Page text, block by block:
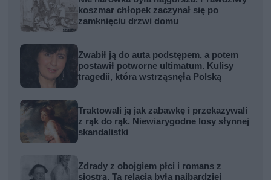
koszmar chłopek zaczynał się po
zamknięciu drzwi domu
Zwabił ją do auta podstępem, a potem
postawił potworne ultimatum. Kulisy
tragedii, która wstrząsnęła Polską
Traktowali ją jak zabawkę i przekazywali
z rąk do rąk. Niewiarygodne losy słynnej
skandalistki
Zdrady z obojgiem płci i romans z
siostrą. Ta relacja była najbardziej